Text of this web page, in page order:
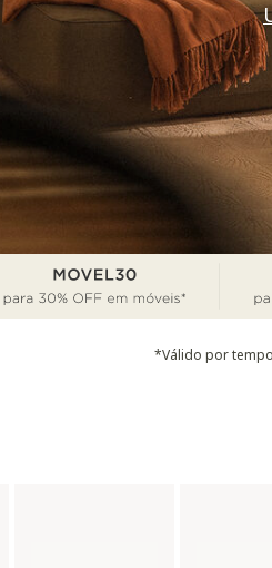
*Válido por